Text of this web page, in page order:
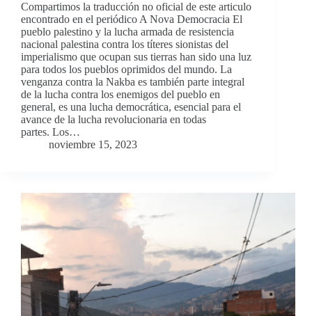
Compartimos la traducción no oficial de este articulo
encontrado en el periódico A Nova Democracia El
pueblo palestino y la lucha armada de resistencia
nacional palestina contra los títeres sionistas del
imperialismo que ocupan sus tierras han sido una luz
para todos los pueblos oprimidos del mundo. La
venganza contra la Nakba es también parte integral
de la lucha contra los enemigos del pueblo en
general, es una lucha democrática, esencial para el
avance de la lucha revolucionaria en todas
partes. Los…
noviembre 15, 2023